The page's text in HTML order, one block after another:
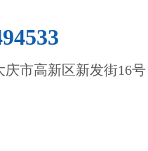
庆市高新区新发街16号